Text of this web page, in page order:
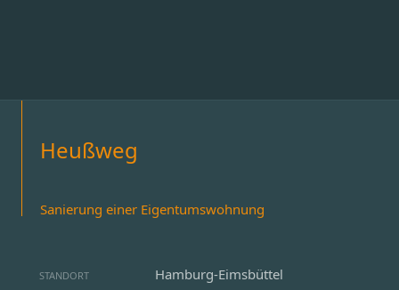
Heußweg
Sanierung einer Eigentumswohnung
STANDORT Hamburg-Eimsbüttel